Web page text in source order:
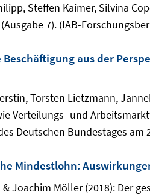
Steffen Kaimer, Silvina
7). (IAB-
Beschäftigung aus der
Torsten Lietzmann,
Verteilungs- und
Deutschen Bundestages am
Mindestlohn:
& Joachim Möller (2018): Der